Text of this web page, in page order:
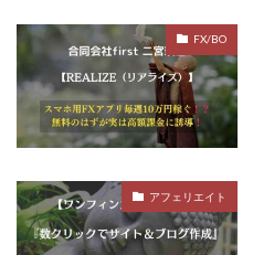
FX/BO
アフェリエイト